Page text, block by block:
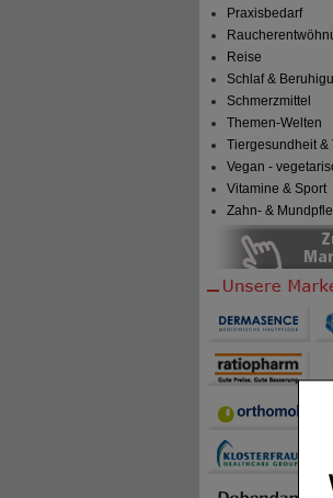
Praxisbedarf
Reise
Schlaf &
Schmerzmittel
Themen-Welten
Tiergesundheit &
Vegan -
Vitamine & Sport
Zahn- &